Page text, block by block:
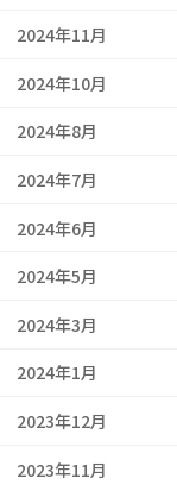
2024年11月
2024年10月
2024年8月
2024年7月
2024年6月
2024年5月
2024年3月
2024年1月
2023年12月
2023年11月